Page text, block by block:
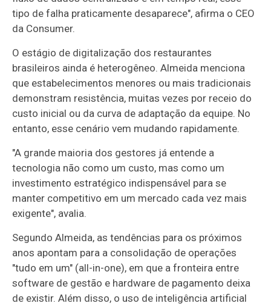
tipo de falha praticamente desaparece", afirma o CEO
da Consumer.
O estágio de digitalização dos restaurantes
brasileiros ainda é heterogêneo. Almeida menciona
que estabelecimentos menores ou mais tradicionais
demonstram resistência, muitas vezes por receio do
custo inicial ou da curva de adaptação da equipe. No
entanto, esse cenário vem mudando rapidamente.
"A grande maioria dos gestores já entende a
tecnologia não como um custo, mas como um
investimento estratégico indispensável para se
manter competitivo em um mercado cada vez mais
exigente", avalia.
Segundo Almeida, as tendências para os próximos
anos apontam para a consolidação de operações
"tudo em um" (all-in-one), em que a fronteira entre
software de gestão e hardware de pagamento deixa
de existir. Além disso, o uso de inteligência artificial